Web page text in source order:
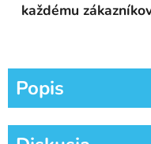
každému
Popis